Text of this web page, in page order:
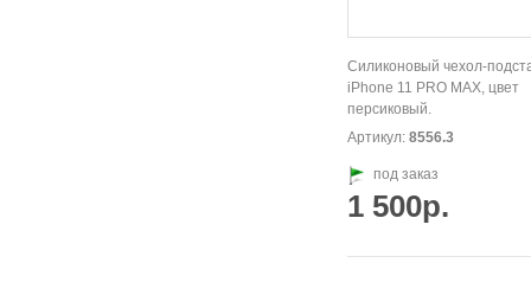
Силиконовый чехол-
iPhone 11 PRO MAX, цвет
персиковый.
Артикул: 8556.3
под заказ
1 500р.